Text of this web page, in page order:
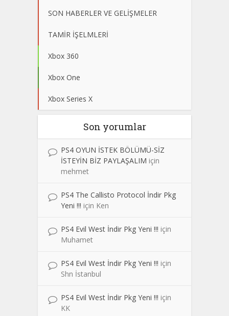
SON HABERLER VE GELİŞMELER
TAMİR İŞELMLERİ
Xbox 360
Xbox One
Xbox Series X
Son yorumlar
PS4 OYUN İSTEK BÖLÜMÜ-SİZ
İSTEYİN BİZ PAYLAŞALIM için
mehmet
PS4 The Callisto Protocol İndir Pkg
Yeni !!! için Ken
PS4 Evil West İndir Pkg Yeni !!! için
Muhamet
PS4 Evil West İndir Pkg Yeni !!! için
Shn İstanbul
PS4 Evil West İndir Pkg Yeni !!! için
KK